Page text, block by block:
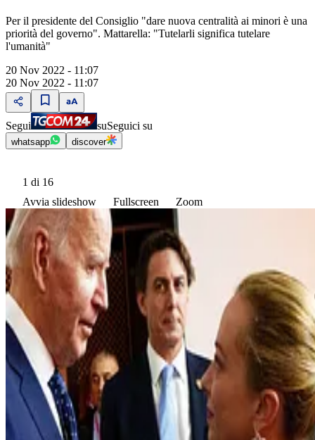
Per il presidente del Consiglio "dare nuova centralità ai minori è una
priorità del governo". Mattarella: "Tutelarli significa tutelare
l'umanità"
20 Nov 2022 - 11:07
20 Nov 2022 - 11:07
Segui suSeguici su
whatsapp discover
1 di 16
Avvia slideshow
Fullscreen Zoom